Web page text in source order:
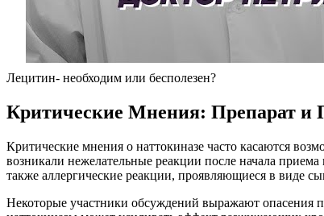
Лецитин- необходим или бесполезен?
Критические Мнения: Препарат
Критические мнения о наттокиназе часто касаются
возникали нежелательные реакции после начала
также аллергические реакции, проявляющиеся в виде
Некоторые участники обсуждений выражают опасения